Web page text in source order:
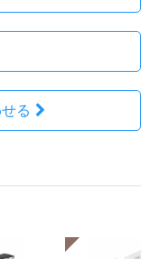
る